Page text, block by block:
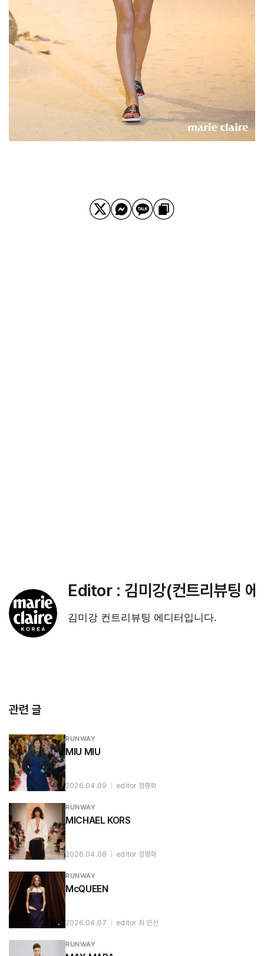
Editor : 김미강(컨트리뷰팅
김미강 컨트리뷰팅 에디터입니다.
관련 글
RUNWAY
MIU MIU
2026.04.09 editor 정평화
RUNWAY
MICHAEL KORS
2026.04.08 editor 정평화
RUNWAY
McQUEEN
2026.04.07 editor 최 인선
RUNWAY